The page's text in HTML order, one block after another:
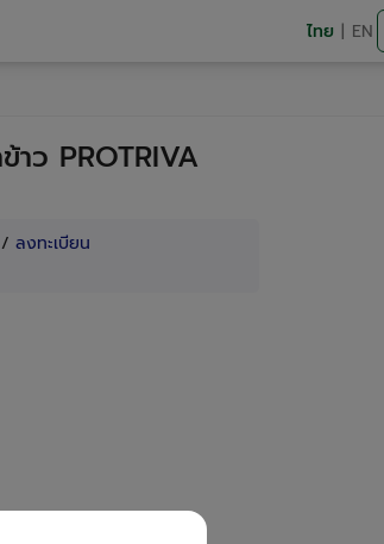
ไทย | EN
ว PROTRIVA
/ ลงทะเบียน